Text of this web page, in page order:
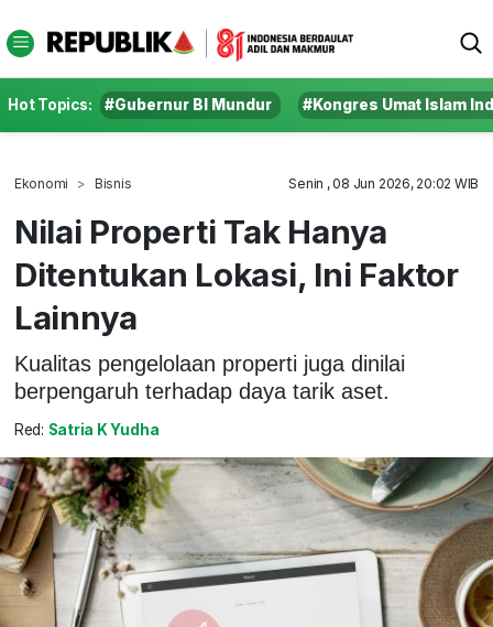
Hot Topics: #Gubernur BI Mundur #Kongres Umat Islam
Ekonomi Bisnis Senin , 08 Jun 2026, 20:02 WIB
Nilai Properti Tak Hanya
Ditentukan Lokasi, Ini Faktor
Lainnya
Kualitas pengelolaan properti juga dinilai
berpengaruh terhadap daya tarik aset.
Red: Satria K Yudha